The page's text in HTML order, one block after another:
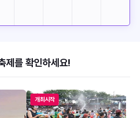
제를 확인하세요!
개최시작